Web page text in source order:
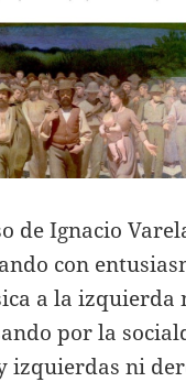
de Ignacio
con
a la
por la
izquierdas ni